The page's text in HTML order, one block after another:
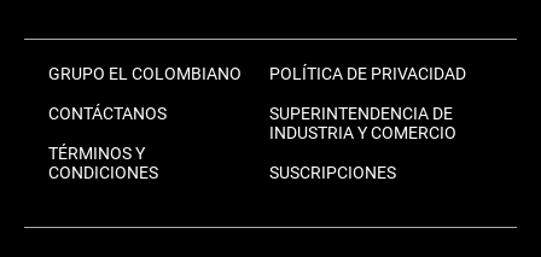
GRUPO EL COLOMBIANO
CONTÁCTANOS
TÉRMINOS Y
CONDICIONES
POLÍTICA DE PRIVACIDAD
SUPERINTENDENCIA DE
INDUSTRIA Y COMERCIO
SUSCRIPCIONES